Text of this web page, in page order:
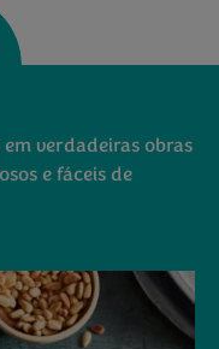
verdadeiras obras
e fáceis de